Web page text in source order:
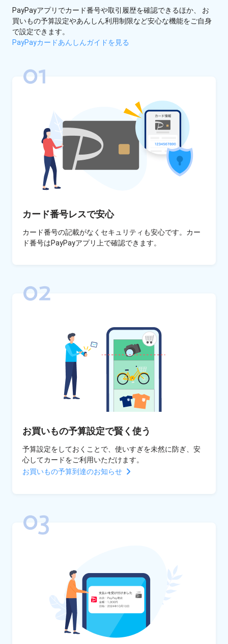
PayPayアプリでカード番号や取引履歴を確認できるほか、
お
買いもの予算設定やあんしん利用制限など安心な機能をご自身
で設定できます。
PayPayカードあんしんガイドを見る
カード番号レスで安心
カード番号の記載がなくセキュリティも安心です。カー
ド番号はPayPayアプリ上で確認できます。
お買いもの予算設定で賢く使う
予算設定をしておくことで、使いすぎを未然に防ぎ、安
心してカードをご利用いただけます。
お買いもの予算到達のお知らせ